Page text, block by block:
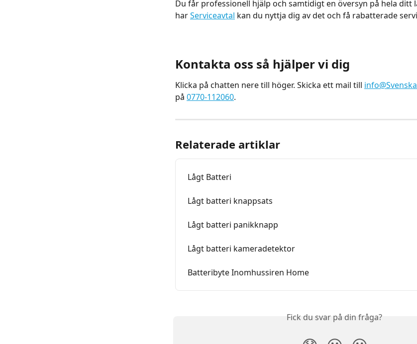
Du får professionell hjälp och samtidigt en översyn på hela ditt
har Serviceavtal kan du nyttja dig av det och få rabatterade
Kontakta oss så hjälper vi dig
Klicka på chatten nere till höger. Skicka ett mail till
på 0770-112060.
Relaterade artiklar
Lågt Batteri
Lågt batteri knappsats
Lågt batteri panikknapp
Lågt batteri kameradetektor
Batteribyte Inomhussiren Home
Fick du svar på din fråga?